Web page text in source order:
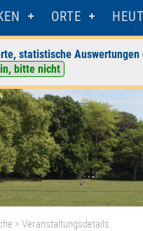
ORTE
statistische
bitte nicht
> Veranstaltungsdetails